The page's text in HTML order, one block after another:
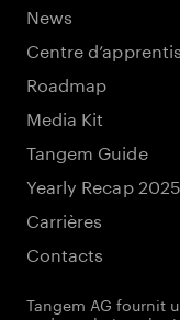
News
Centre
Roadmap
Media Kit
Tangem Guide
Yearly Recap 2025
Carrières
Contacts
Tangem AG fournit